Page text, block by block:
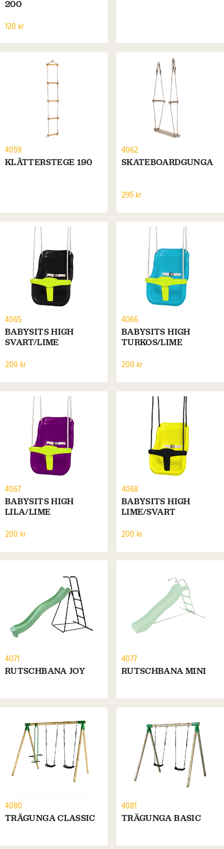
200
120 kr
4059
KLÄTTERSTEGE 190
4062
SKATEBOARDGUNGA
295 kr
4065
BABYSITS HIGH
SVART/LIME
200 kr
4066
BABYSITS HIGH
TURKOS/LIME
200 kr
4067
BABYSITS HIGH
LILA/LIME
200 kr
4068
BABYSITS HIGH
LIME/SVART
200 kr
4071
RUTSCHBANA JOY
4077
RUTSCHBANA MINI
4080
TRÄGUNGA CLASSIC
4081
TRÄGUNGA BASIC